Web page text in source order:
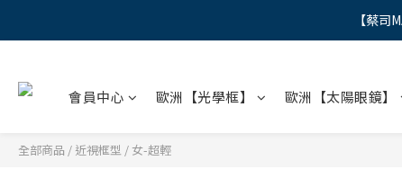
"
【蔡司
會員中心 歐洲【光學框】 歐洲【太陽眼鏡】
全部商品 / 近視框型 / 女-超輕